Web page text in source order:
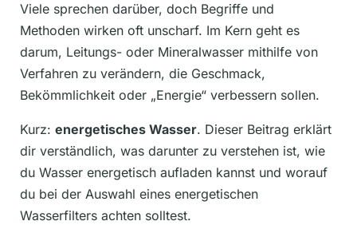
Viele sprechen darüber, doch Begriffe und
Methoden wirken oft unscharf. Im Kern geht es
darum, Leitungs- oder Mineralwasser mithilfe von
Verfahren zu verändern, die Geschmack,
Bekömmlichkeit oder „Energie“ verbessern sollen.
Kurz: energetisches Wasser. Dieser Beitrag erklärt
dir verständlich, was darunter zu verstehen ist, wie
du Wasser energetisch aufladen kannst und worauf
du bei der Auswahl eines energetischen
Wasserfilters achten solltest.